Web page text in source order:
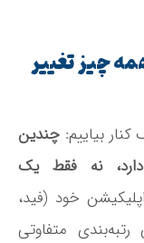
۲۰۲۶: چرا همه چیز تغییر
بیاییم: چندین
دارد، نه فقط یک
خود (فید،
متفاوتی